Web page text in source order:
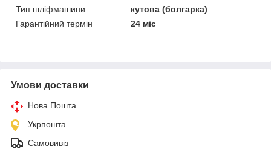
Тип шліфмашини
кутова (болгарка)
Гарантійний термін
24 міс
Умови доставки
Нова Пошта
Укрпошта
Самовивіз